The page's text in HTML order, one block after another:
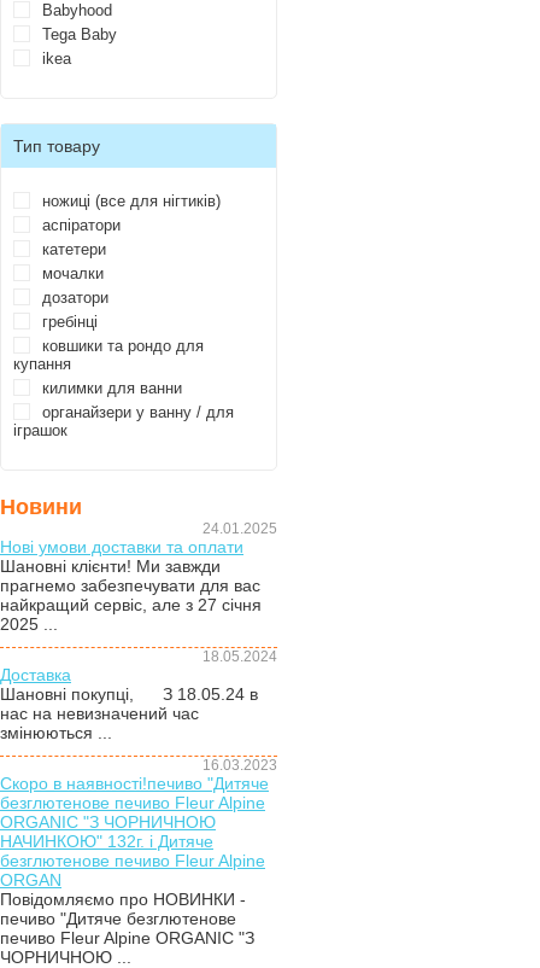
Babyhood
Tega Baby
ikea
Тип товару
ножиці (все для нігтиків)
аспіратори
катетери
мочалки
дозатори
гребінці
ковшики та рондо для
купання
килимки для ванни
органайзери у ванну / для
іграшок
Новини
24.01.2025
Нові умови доставки та оплати
Шановні клієнти! Ми завжди
прагнемо забезпечувати для вас
найкращий сервіс, але з 27 січня
2025 ...
18.05.2024
Доставка
Шановні покупці, З 18.05.24 в
нас на невизначений час
змінюються ...
16.03.2023
Скоро в наявності!печиво "Дитяче
безглютенове печиво Fleur Alpine
ORGANIC "З ЧОРНИЧНОЮ
НАЧИНКОЮ" 132г. і Дитяче
безглютенове печиво Fleur Alpine
ORGAN
Повідомляємо про НОВИНКИ -
печиво "Дитяче безглютенове
печиво Fleur Alpine ORGANIC "З
ЧОРНИЧНОЮ ...